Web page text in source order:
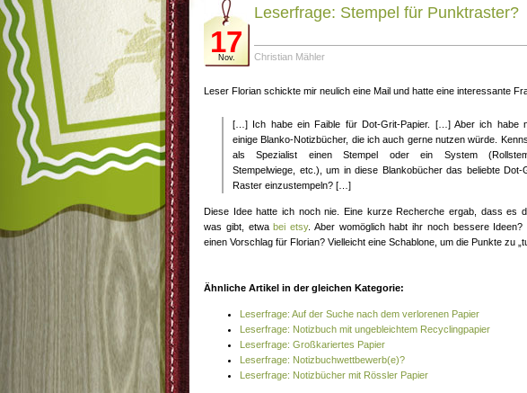
17
Nov.
Leserfrage: Stempel für Punktraster?
Christian Mähler
Leser Florian schickte mir neulich eine Mail und hatte eine interessante
[…] Ich habe ein Faible für Dot-Grit-Papier. […] Aber ich habe
einige Blanko-Notizbücher, die ich auch gerne nutzen würde.
als Spezialist einen Stempel oder ein System
Stempelwiege, etc.), um in diese Blankobücher das beliebte Dot-
Raster einzustempeln? […]
Diese Idee hatte ich noch nie. Eine kurze Recherche ergab, dass es
was gibt, etwabei etsy. Aber womöglich habt ihr noch bessere Ideen?
einen Vorschlag für Florian? Vielleicht eine Schablone, um die Punkte zu
Ähnliche Artikel in der gleichen Kategorie:
Leserfrage: Auf der Suche nach dem verlorenen Papier
Leserfrage: Notizbuch mit ungebleichtem Recyclingpapier
Leserfrage: Großkariertes Papier
Leserfrage: Notizbuchwettbewerb(e)?
Leserfrage: Notizbücher mit Rössler Papier